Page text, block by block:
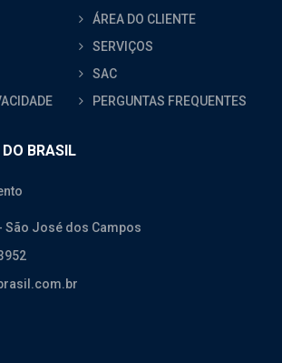
ÁREA DO CLIENTE
SERVIÇOS
SAC
PERGUNTAS FREQUENTES
BRASIL
São José dos Campos